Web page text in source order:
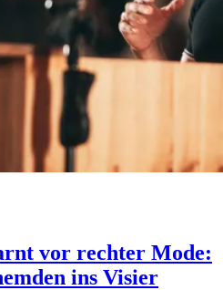
vor rechter Mode:
ins Visier